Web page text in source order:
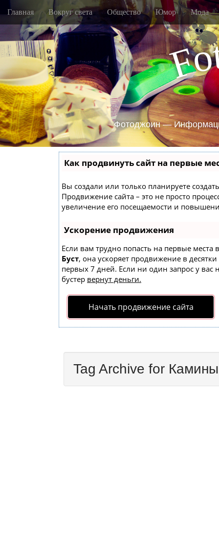
a
n
m
e
n
u
k
i
p
t
o
n
t
e
n
t
Главная Вокруг света Общество Юмор Мода
Fo
Фотоджоин —
Как продвинуть сайт на первые
Вы создали или только планируете
Продвижение сайта – это не просто
увеличение его посещаемости и
Ускорение продвижения
Если вам трудно попасть на первые места
Буст, она ускоряет продвижение в
первых 7 дней. Если ни один запрос у вас
бустер вернут деньги.
Начать продвижение сайта
Tag Archive for Камины